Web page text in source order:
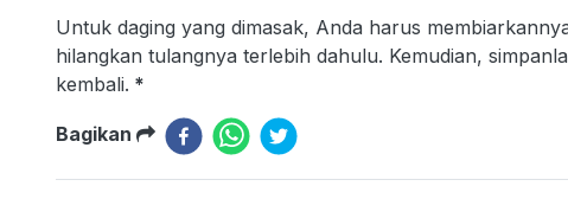
Untuk daging yang dimasak, Anda harus
hilangkan tulangnya terlebih dahulu. Kemudian,
kembali. *
Bagikan